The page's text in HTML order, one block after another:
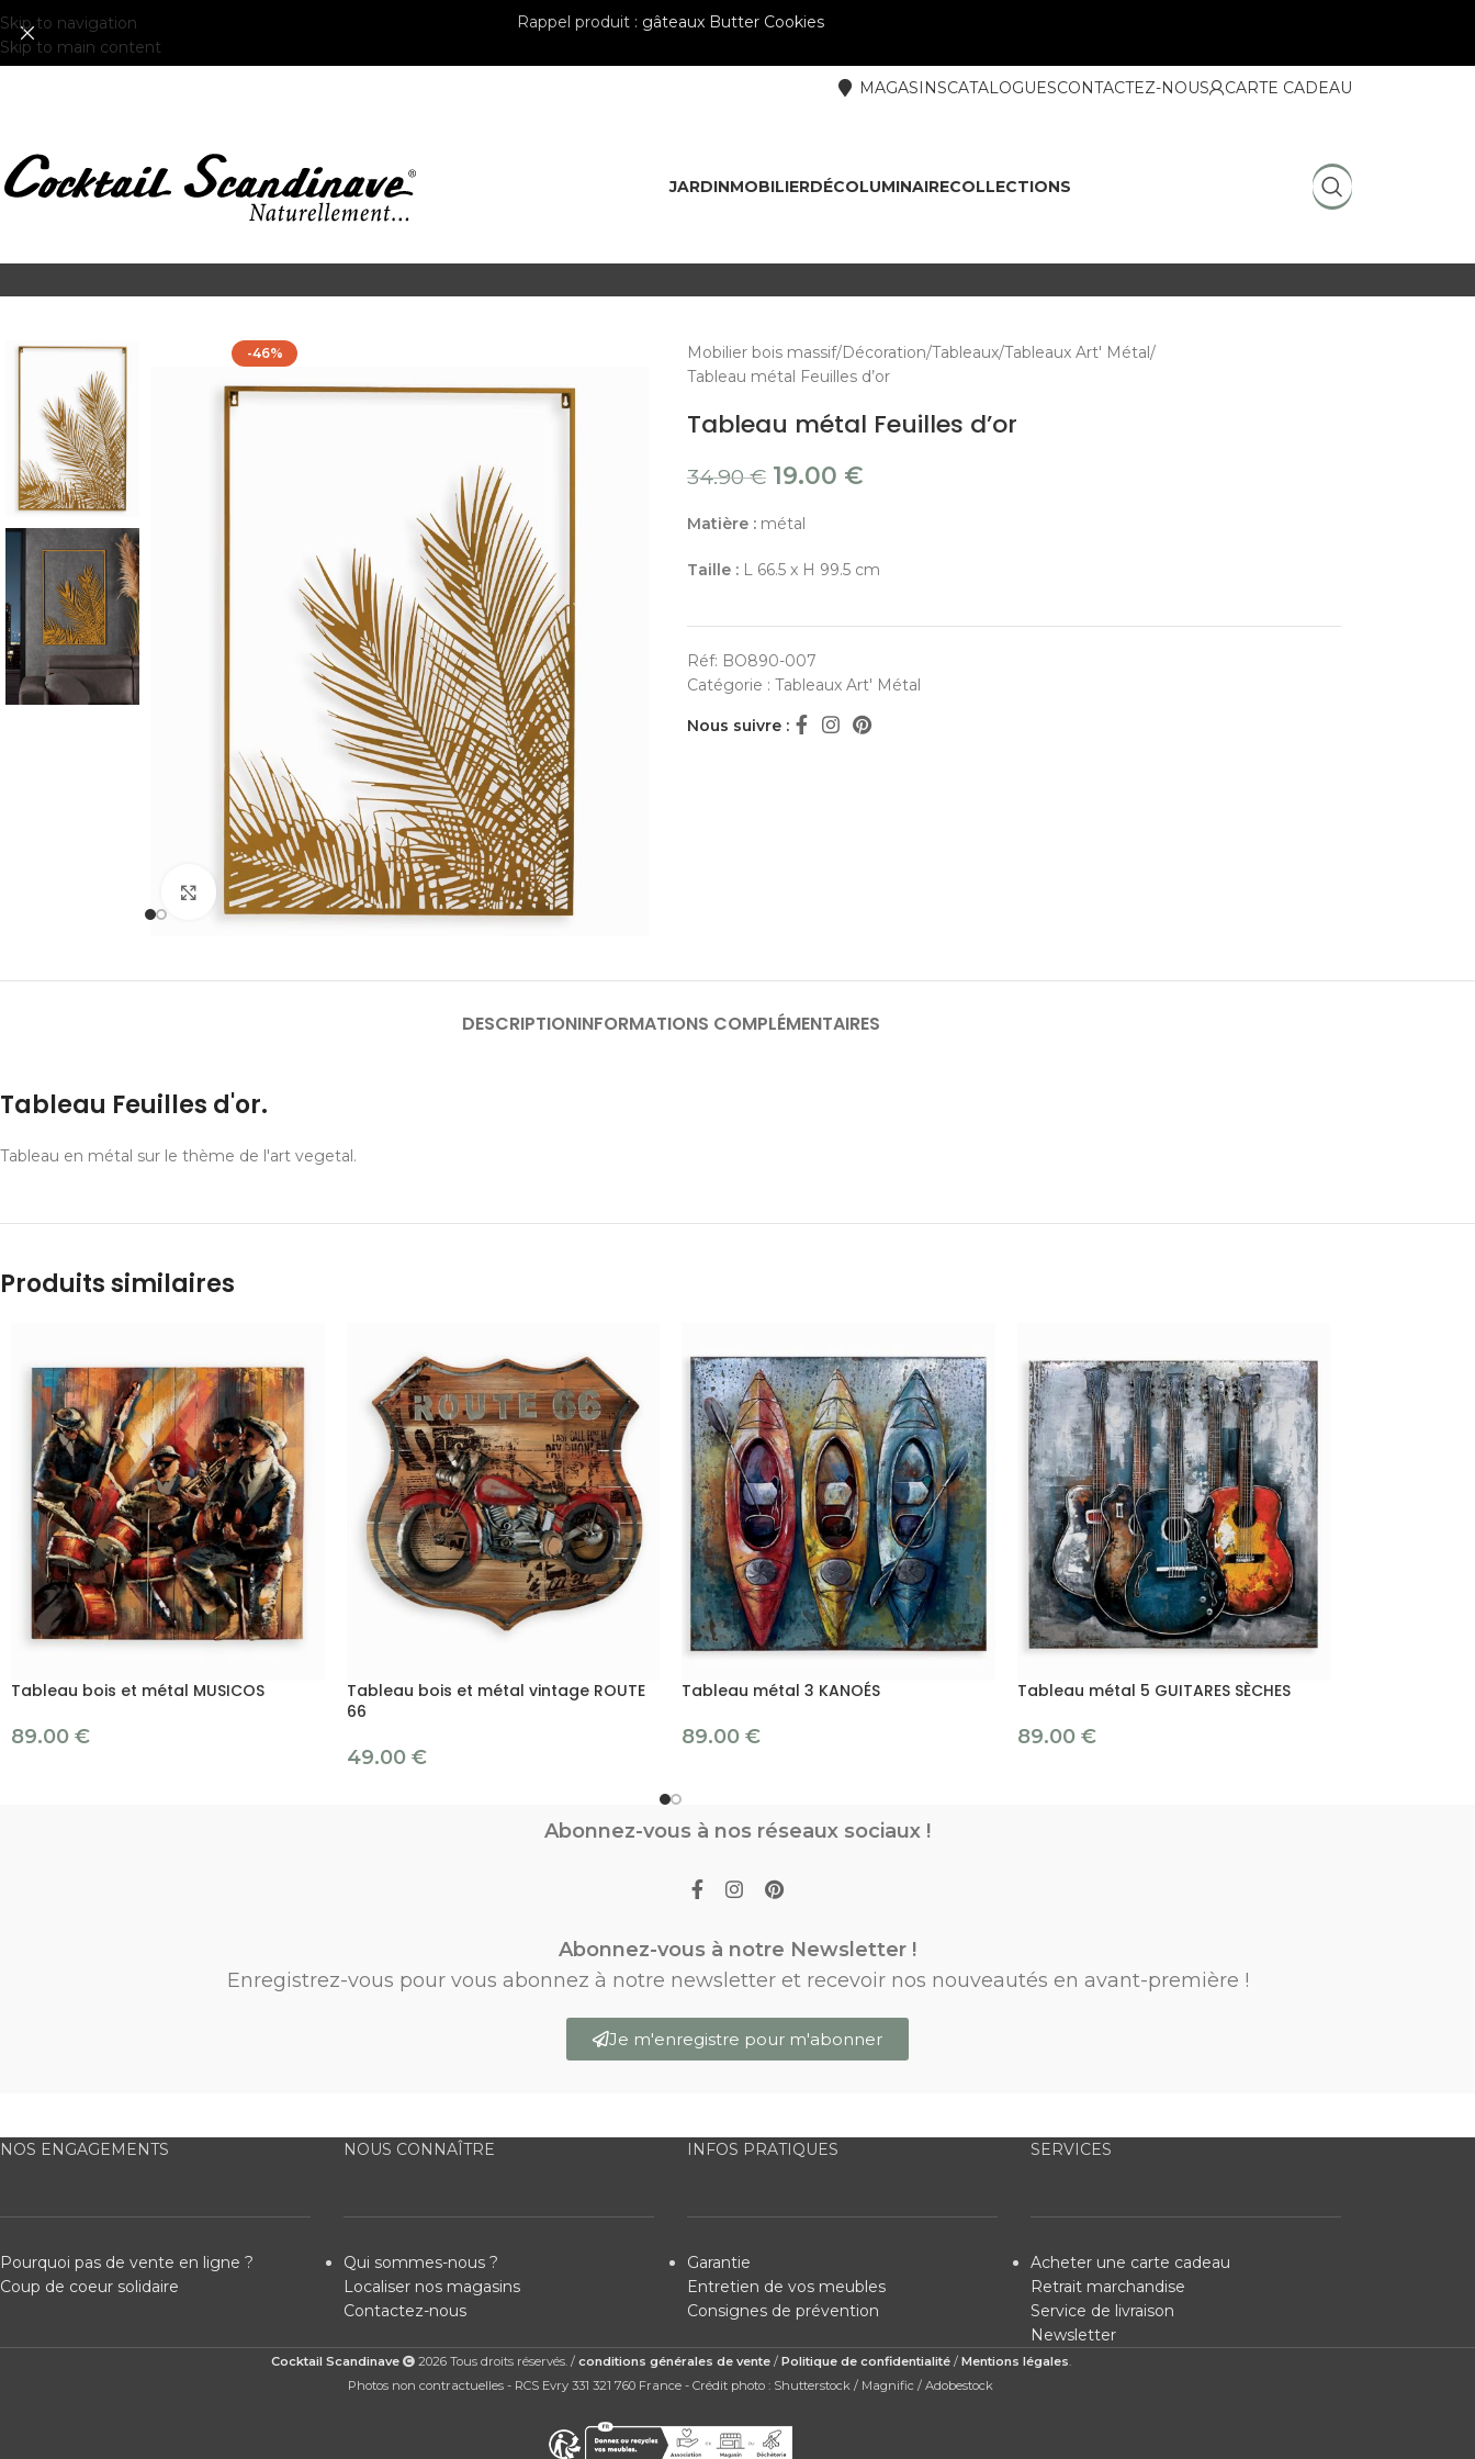
Skip to navigation
Skip to main content
Rappel produit : gâteaux Butter Cookies
MAGASINSCATALOGUESCONTACTEZ-NOUS CARTE CADEAU
JARDINMOBILIERDÉCOLUMINAIRECOLLECTIONS
-46%
Cliquer pour agrandir
Mobilier bois massif Décoration Tableaux Tableaux Art' Métal
Tableau métal Feuilles d’or
Tableau métal Feuilles d’or
34.90€ 19.00 €
Matière :métal
Taille :L 66.5 x H 99.5 cm
Réf: BO890-007
Catégorie : Tableaux Art' Métal
Nous suivre :
DESCRIPTIONINFORMATIONS COMPLÉMENTAIRES
Tableau Feuilles d'or.
Tableau en métal sur le thème de l'art vegetal.
Produits similaires
Tableau bois et métal MUSICOS
89.00 €
Tableau bois et métal vintage ROUTE
66
49.00 €
Tableau métal 3 KANOÉS
89.00 €
Tableau métal 5 GUITARES SÈCHES
89.00 €
Abonnez-vous à nos réseaux sociaux !
Abonnez-vous à notre Newsletter !
Enregistrez-vous pour vous abonnez à notre newsletter et recevoir nos nouveautés en avant-première !
Je m'enregistre pour m'abonner
NOS ENGAGEMENTS
Pourquoi pas de vente en ligne ?
Coup de coeur solidaire
NOUS CONNAÎTRE
Qui sommes-nous ?
Localiser nos magasins
Contactez-nous
INFOS PRATIQUES
Garantie
Entretien de vos meubles
Consignes de prévention
SERVICES
Acheter une carte cadeau
Retrait marchandise
Service de livraison
Newsletter
Cocktail Scandinave 2026 Tous droits réservés. / conditions générales de vente/ Politique de confidentialité/ Mentions légales.
Photos non contractuelles - RCS Evry 331 321 760 France - Crédit photo : Shutterstock / Magnific / Adobestock